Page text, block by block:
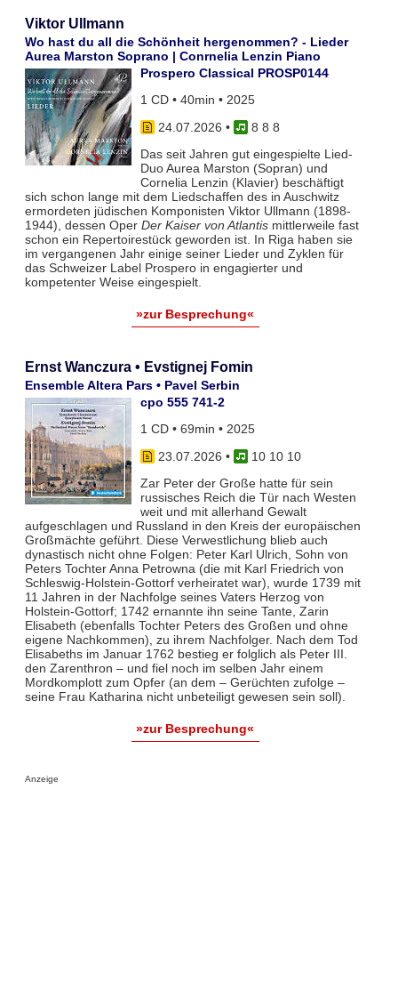
Viktor Ullmann
Wo hast du all die Schönheit hergenommen? - Lieder
Aurea Marston Soprano | Conrnelia Lenzin Piano
Prospero Classical PROSP0144
1 CD • 40min • 2025
24.07.2026 •
8 8 8
Das seit Jahren gut eingespielte Lied-
Duo Aurea Marston (Sopran) und
Cornelia Lenzin (Klavier) beschäftigt
sich schon lange mit dem Liedschaffen des in Auschwitz
ermordeten jüdischen Komponisten Viktor Ullmann (1898-
1944), dessen Oper Der Kaiser von Atlantismittlerweile fast
schon ein Repertoirestück geworden ist. In Riga haben sie
im vergangenen Jahr einige seiner Lieder und Zyklen für
das Schweizer Label Prospero in engagierter und
kompetenter Weise eingespielt.
»zur Besprechung«
Ernst Wanczura • Evstignej Fomin
Ensemble Altera Pars • Pavel Serbin
cpo 555 741-2
1 CD • 69min • 2025
23.07.2026 •
10 10 10
Zar Peter der Große hatte für sein
russisches Reich die Tür nach Westen
weit und mit allerhand Gewalt
aufgeschlagen und Russland in den Kreis der europäischen
Großmächte geführt. Diese Verwestlichung blieb auch
dynastisch nicht ohne Folgen: Peter Karl Ulrich, Sohn von
Peters Tochter Anna Petrowna (die mit Karl Friedrich von
Schleswig-Holstein-Gottorf verheiratet war), wurde 1739 mit
11 Jahren in der Nachfolge seines Vaters Herzog von
Holstein-Gottorf; 1742 ernannte ihn seine Tante, Zarin
Elisabeth (ebenfalls Tochter Peters des Großen und ohne
eigene Nachkommen), zu ihrem Nachfolger. Nach dem Tod
Elisabeths im Januar 1762 bestieg er folglich als Peter III.
den Zarenthron – und fiel noch im selben Jahr einem
Mordkomplott zum Opfer (an dem – Gerüchten zufolge –
seine Frau Katharina nicht unbeteiligt gewesen sein soll).
»zur Besprechung«
Anzeige